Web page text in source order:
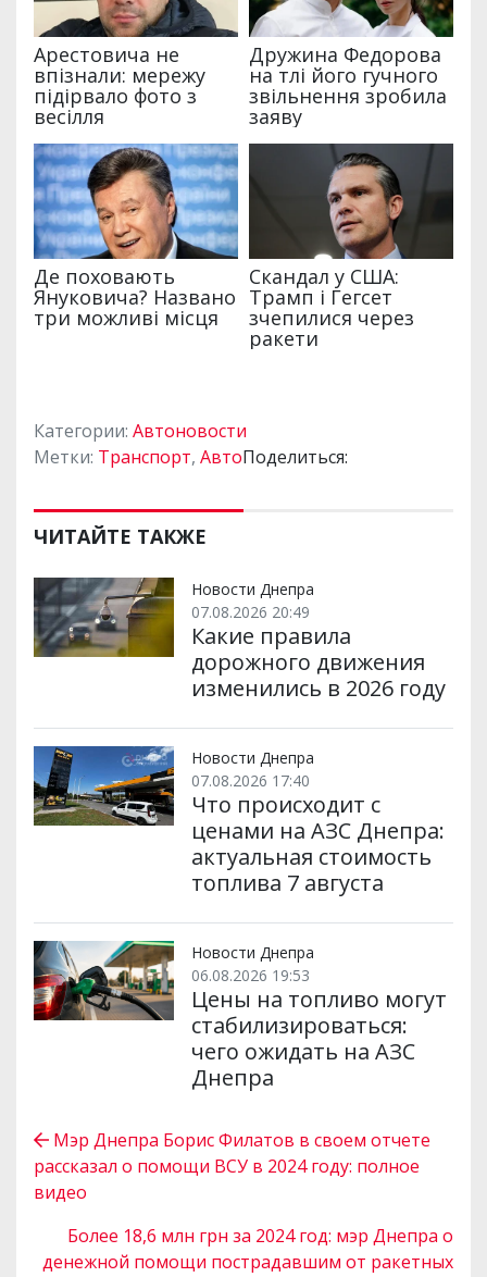
Категории: Автоновости
Метки: Транспорт, АвтоПоделиться:
ЧИТАЙТЕ ТАКЖЕ
Новости Днепра
07.08.2026 20:49
Какие правила
дорожного движения
изменились в 2026 году
Новости Днепра
07.08.2026 17:40
Что происходит с
ценами на АЗС Днепра:
актуальная стоимость
топлива 7 августа
Новости Днепра
06.08.2026 19:53
Цены на топливо могут
стабилизироваться:
чего ожидать на АЗС
Днепра
Мэр Днепра Борис Филатов в своем отчете
рассказал о помощи ВСУ в 2024 году: полное
видео
Более 18,6 млн грн за 2024 год: мэр Днепра о
денежной помощи пострадавшим от ракетных